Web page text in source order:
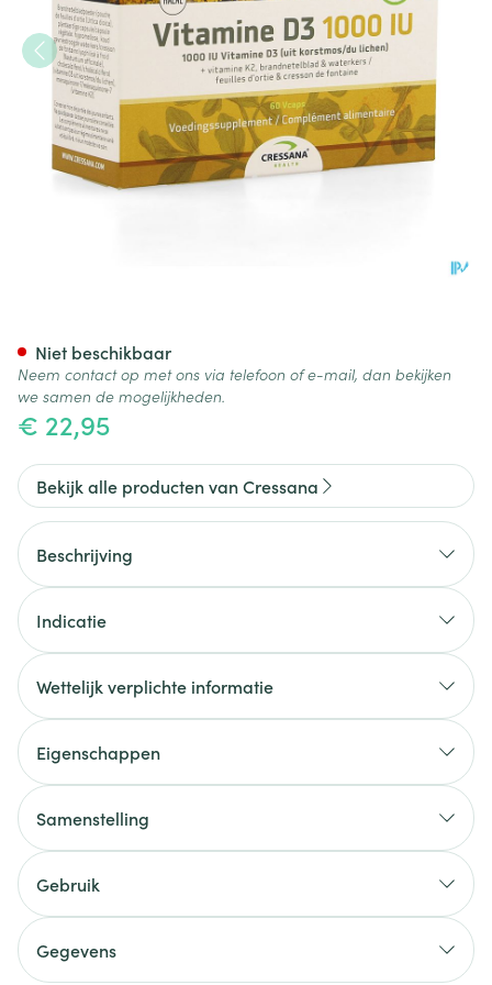
€ 22,95
Niet beschikbaar
Neem contact op met ons via telefoon of e-mail, dan bekijken
we samen de mogelijkheden.
Bekijk alle producten van Cressana
Beschrijving
Indicatie
Wettelijk verplichte informatie
Eigenschappen
Samenstelling
Gebruik
Gegevens